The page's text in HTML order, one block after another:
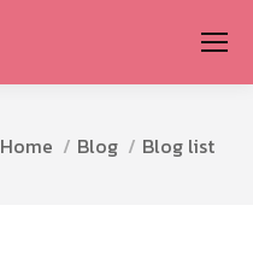
You are here:
Home Blog Blog list